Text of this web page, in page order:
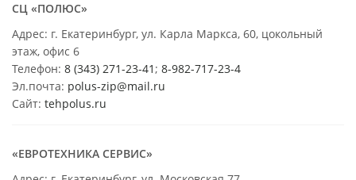
СЦ «ПОЛЮС»
Адрес: г. Екатеринбург, ул. Карла Маркса, 60, цокольный
этаж, офис 6
Телефон: 8 (343) 271-23-41; 8-982-717-23-4
Эл.почта: polus-zip@mail.ru
Сайт: tehpolus.ru
«ЕВРОТЕХНИКА СЕРВИС»